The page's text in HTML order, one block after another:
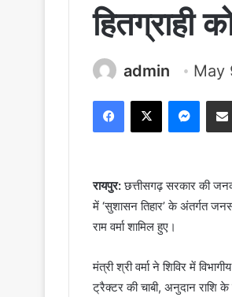
हितग्राही
admin May
Facebook
X
रायपुर:छत्तीसगढ़ सरकार की
में ‘सुशासन तिहार’ के अंतर्गत
राम वर्मा शामिल हुए।
मंत्री श्री वर्मा ने शिविर में
ट्रैक्टर की चाबी, अनुदान राशि